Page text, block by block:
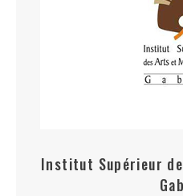
Institut Supérieur